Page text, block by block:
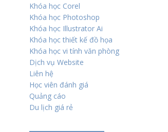
Khóa học Corel
Khóa học Photoshop
Khóa học Illustrator Ai
Khóa học thiết kế đồ họa
Khóa học vi tính văn phòng
Dịch vụ Website
Liên hệ
Học viên đánh giá
Quảng cáo
Du lịch giá rẻ